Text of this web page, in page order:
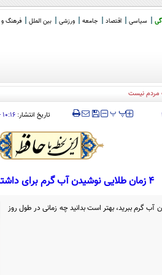
سیاسی اقتصاد جامعه ورزشی بین الملل فرهنگ و
‍‍‍ پپ تاریخ انتشار: ۱۰:۱۶ - ۲۰-۰۲-۱۴۰۵
۴ زمان طلایی نوشیدن آب گرم برای داشتن یک بدن سالم
آب گرم ببرید، بهتر است بدانید چه زمانی در طول روز